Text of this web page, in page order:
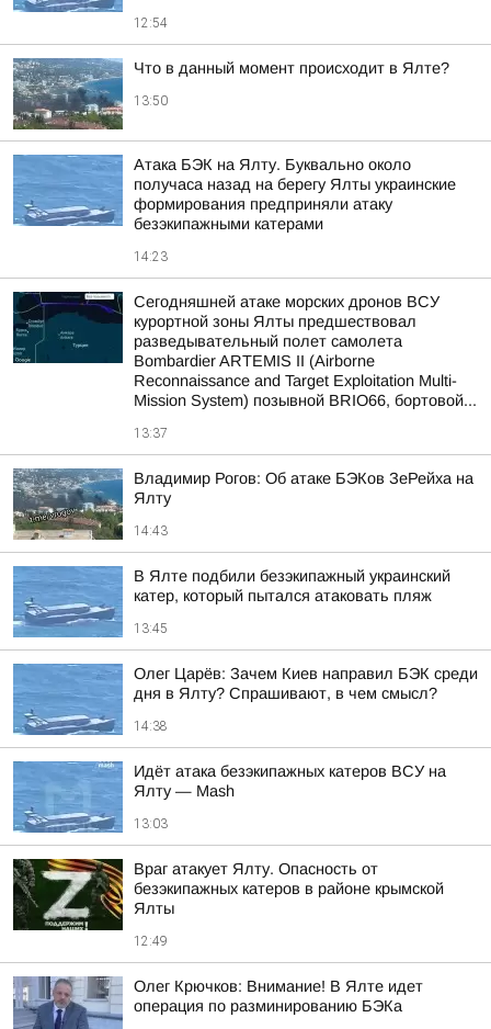
12:54
Что в данный момент происходит в Ялте?
13:50
Атака БЭК на Ялту. Буквально около
получаса назад на берегу Ялты украинские
формирования предприняли атаку
безэкипажными катерами
14:23
Сегодняшней атаке морских дронов ВСУ
курортной зоны Ялты предшествовал
разведывательный полет самолета
Bombardier ARTEMIS II (Airborne
Reconnaissance and Target Exploitation Multi-
Mission System) позывной BRIO66, бортовой...
13:37
Владимир Рогов: Об атаке БЭКов ЗеРейха на
Ялту
14:43
В Ялте подбили безэкипажный украинский
катер, который пытался атаковать пляж
13:45
Олег Царёв: Зачем Киев направил БЭК среди
дня в Ялту? Спрашивают, в чем смысл?
14:38
Идёт атака безэкипажных катеров ВСУ на
Ялту — Mash
13:03
Враг атакует Ялту. Опасность от
безэкипажных катеров в районе крымской
Ялты
12:49
Олег Крючков: Внимание! В Ялте идет
операция по разминированию БЭКа